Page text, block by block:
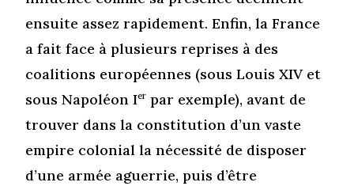
ensuite assez rapidement. Enfin, la France
a fait face à plusieurs reprises à des
coalitions européennes (sous Louis XIV et
sous Napoléon Ier par exemple), avant de
trouver dans la constitution d’un vaste
empire colonial la nécessité de disposer
d’une armée aguerrie, puis d’être